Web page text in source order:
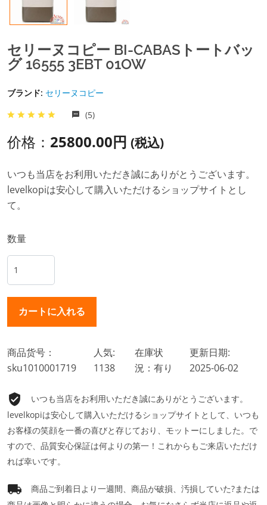
セリーヌコピー BI-CABASトートバッ
グ 16555 3EBT 01OW
ブランド: セリーヌコピー
(5)
价格： 25800.00円 (税込)
いつも当店をお利用いただき誠にありがとうございます。
levelkopiは安心して購入いただけるショップサイトとし
て。
数量
商品货号：
sku1010001719
人気:
1138
在庫状
況：有り
更新日期:
2025-06-02
いつも当店をお利用いただき誠にありがとうございます。
levelkopiは安心して購入いただけるショップサイトとして、いつも
お客様の笑顔を一番の喜びと存じており、モットーにしました。で
すので、品質安心保証は何よりの第一！これからもご来店いただけ
れば幸いです。
商品ご到着日より一週間、商品が破損、汚損していた?または